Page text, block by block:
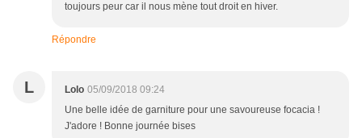
toujours peur car il nous mène tout droit en hiver.
Répondre
L Lolo 05/09/2018 09:24
Une belle idée de garniture pour une savoureuse focacia !
J'adore ! Bonne journée bises